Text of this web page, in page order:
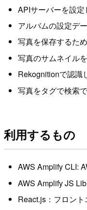
APIサーバーを設
アルバムの設定デ
写真を保存するた
写真のサムネイル
Rekognitionで認識
写真をタグで検索
利用するもの
AWS Amplify CLI:
AWS Amplify JS
React.js：フロン